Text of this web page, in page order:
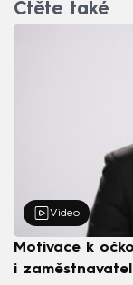
Čtěte také
Video
Motivace k
i